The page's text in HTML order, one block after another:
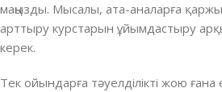
маңызды. Мысалы, ата-аналарға
арттыру курстарын ұйымдастыру
керек.
Тек ойындарға тәуелділікті жою